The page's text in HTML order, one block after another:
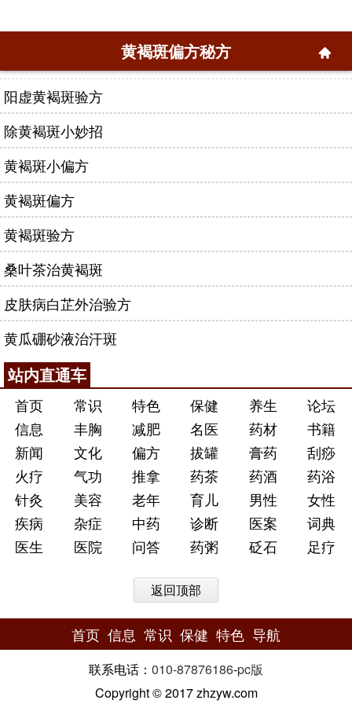
黄褐斑偏方秘方
阳虚黄褐斑验方
除黄褐斑小妙招
黄褐斑小偏方
黄褐斑偏方
黄褐斑验方
桑叶茶治黄褐斑
皮肤病白芷外治验方
黄瓜硼砂液治汗斑
站内直通车
首页 常识 特色 保健 养生
论坛
信息
丰胸 减肥 名医 药材
书籍
新闻
文化 偏方 拔罐 膏药
刮痧
火疗
气功 推拿 药茶 药酒
药浴
针灸
美容 老年 育儿 男性
女性
疾病
杂症 中药 诊断 医案
词典
医生
医院 问答 药粥 砭石 足疗
返回顶部
首页 信息 常识 保健 特色 导航
联系电话： 010-87876186-pc版
Copyright © 2017 zhzyw.com